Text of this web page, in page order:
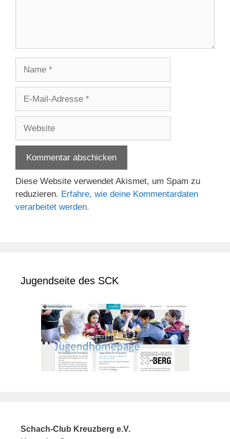
Adresse
Diese Website verwendet Akismet, um Spam zu
reduzieren. Erfahre, wie deine Kommentardaten
verarbeitet werden.
Jugendseite des SCK
Schach-Club Kreuzberg e.V.